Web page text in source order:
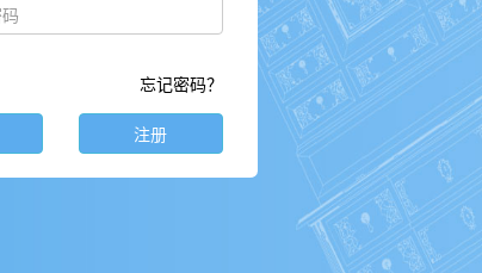
忘记密码？
注册